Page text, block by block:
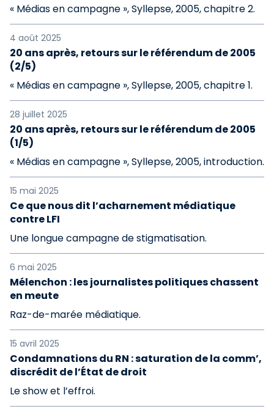
« Médias en campagne », Syllepse, 2005, chapitre 2.
4 août 2025
20 ans après, retours sur le référendum de 2005
(2/5)
« Médias en campagne », Syllepse, 2005, chapitre 1.
28 juillet 2025
20 ans après, retours sur le référendum de 2005
(1/5)
« Médias en campagne », Syllepse, 2005, introduction.
15 mai 2025
Ce que nous dit l’acharnement médiatique
contre LFI
Une longue campagne de stigmatisation.
6 mai 2025
Mélenchon : les journalistes politiques chassent
en meute
Raz-de-marée médiatique.
15 avril 2025
Condamnations du RN : saturation de la comm’,
discrédit de l’État de droit
Le show et l’effroi.